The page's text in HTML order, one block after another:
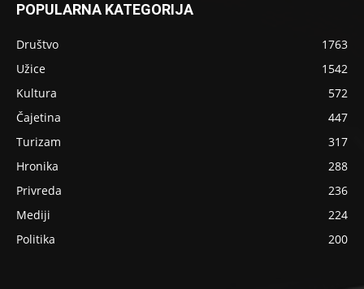
POPULARNA KATEGORIJA
Društvo
1763
Užice
1542
Kultura
572
Čajetina
447
Turizam
317
Hronika
288
Privreda
236
Mediji
224
Politika
200